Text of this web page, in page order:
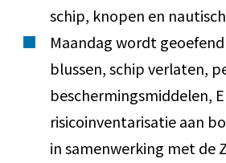
schip, knopen en
Maandag wordt
blussen, schip verlaten,
beschermingsmiddelen,
risicoinventarisatie aan
in samenwerking met de